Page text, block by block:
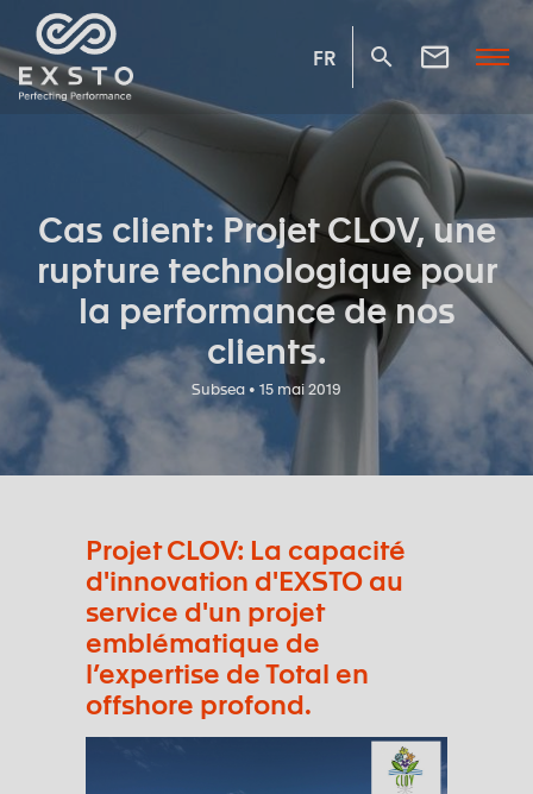
FR
Cas client: Projet CLOV, une
rupture technologique pour
la performance de nos
clients.
Subsea • 15 mai 2019
Projet CLOV: La capacité
d'innovation d'EXSTO au
service d'un projet
emblématique de
l’expertise de Total en
offshore profond.